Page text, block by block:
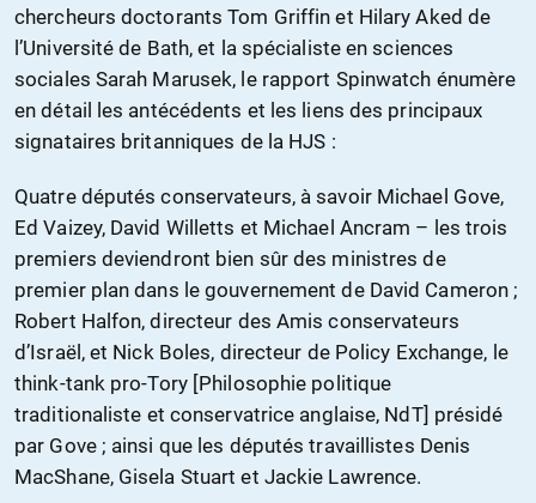
chercheurs doctorants Tom Griffin et Hilary Aked de
l’Université de Bath, et la spécialiste en sciences
sociales Sarah Marusek, le rapport Spinwatch énumère
en détail les antécédents et les liens des principaux
signataires britanniques de la HJS :
Quatre députés conservateurs, à savoir Michael Gove,
Ed Vaizey, David Willetts et Michael Ancram – les trois
premiers deviendront bien sûr des ministres de
premier plan dans le gouvernement de David Cameron ;
Robert Halfon, directeur des Amis conservateurs
d’Israël, et Nick Boles, directeur de Policy Exchange, le
think-tank pro-Tory [Philosophie politique
traditionaliste et conservatrice anglaise, NdT] présidé
par Gove ; ainsi que les députés travaillistes Denis
MacShane, Gisela Stuart et Jackie Lawrence.